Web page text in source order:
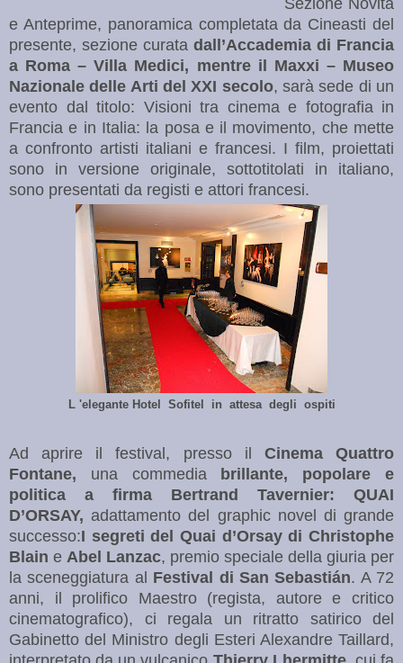
Sezione Novità
e Anteprime, panoramica completata da Cineasti del
presente, sezione curata dall’Accademia di Francia
a Roma – Villa Medici, mentre il Maxxi – Museo
Nazionale delle Arti del XXI secolo, sarà sede di un
evento dal titolo: Visioni tra cinema e fotografia in
Francia e in Italia: la posa e il movimento, che mette
a confronto artisti italiani e francesi. I film, proiettati
sono in versione originale, sottotitolati in italiano,
sono presentati da registi e attori francesi.
L 'elegante Hotel Sofitel in attesa degli ospiti
Ad aprire il festival, presso il Cinema Quattro
Fontane, una commedia brillante, popolare e
politica a firma Bertrand Tavernier: QUAI
D’ORSAY,adattamento del graphic novel di grande
successo:I segreti del Quai d’Orsay di Christophe
Blain e Abel Lanzac, premio speciale della giuria per
la sceneggiatura al Festival di San Sebastián. A 72
anni, il prolifico Maestro (regista, autore e critico
cinematografico), ci regala un ritratto satirico del
Gabinetto del Ministro degli Esteri Alexandre Taillard,